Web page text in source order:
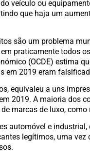
veículo ou
que haja um
são um problema
praticamente todos
(OCDE) estima
em 2019 eram
equivaleu a uns
2019. A maioria dos
marcas de luxo,
automóvel e
legítimos, uma